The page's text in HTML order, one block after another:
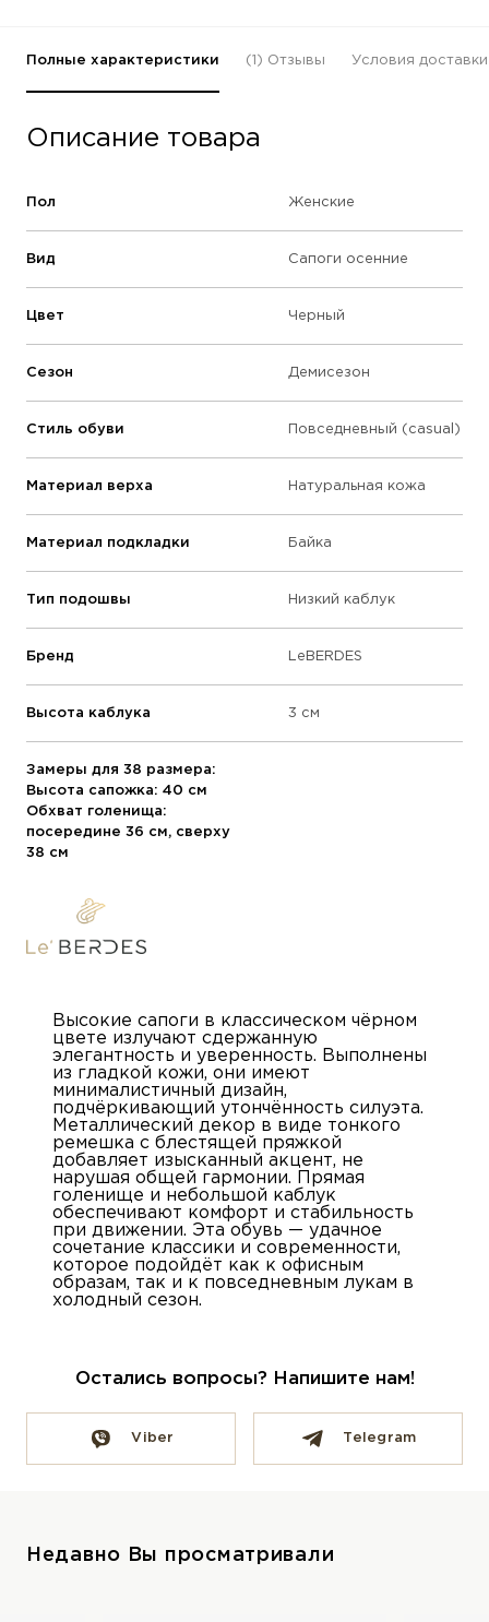
Полные характеристики (1) Отзывы Условия доставки
Описание товара
Пол Женские
Вид Сапоги осенние
Цвет Черный
Сезон Демисезон
Стиль обуви Повседневный (casual)
Материал верха Натуральная кожа
Материал подкладки Байка
Тип подошвы Низкий каблук
Бренд LeBERDES
Высота каблука 3 см
Замеры для 38 размера:
Высота сапожка: 40 см
Обхват голенища:
посередине 36 см, сверху
38 см
Высокие сапоги в классическом чёрном
цвете излучают сдержанную
элегантность и уверенность. Выполнены
из гладкой кожи, они имеют
минималистичный дизайн,
подчёркивающий утончённость силуэта.
Металлический декор в виде тонкого
ремешка с блестящей пряжкой
добавляет изысканный акцент, не
нарушая общей гармонии. Прямая
голенище и небольшой каблук
обеспечивают комфорт и стабильность
при движении. Эта обувь — удачное
сочетание классики и современности,
которое подойдёт как к офисным
образам, так и к повседневным лукам в
холодный сезон.
Остались вопросы? Напишите нам!
Viber Telegram
Недавно Вы просматривали